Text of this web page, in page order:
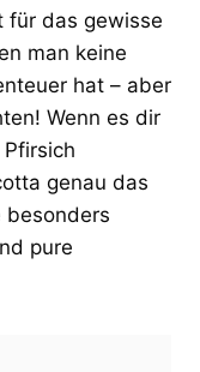
für das gewisse
man keine
hat – aber
Wenn es dir
genau das
besonders
pure